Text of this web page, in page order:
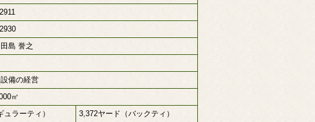
島 誉之
備の経営
㎡
ラーティ）
3,372ヤード（バックティ）